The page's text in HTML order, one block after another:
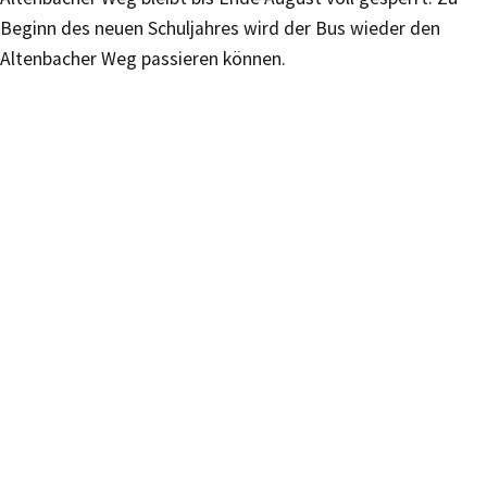
Beginn des neuen Schuljahres wird der Bus wieder den
Altenbacher Weg passieren können.